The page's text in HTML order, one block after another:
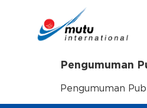
Pengumuman
Pengumuman